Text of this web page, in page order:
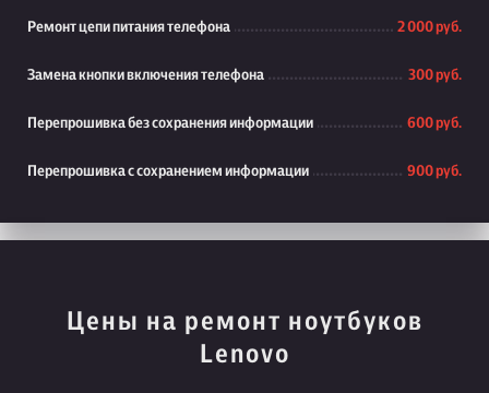
Ремонт цепи питания телефона 2 000 руб.
Замена кнопки включения телефона 300 руб.
Перепрошивка без сохранения информации 600 руб.
Перепрошивка с сохранением информации 900 руб.
Цены на ремонт ноутбуков
Lenovo